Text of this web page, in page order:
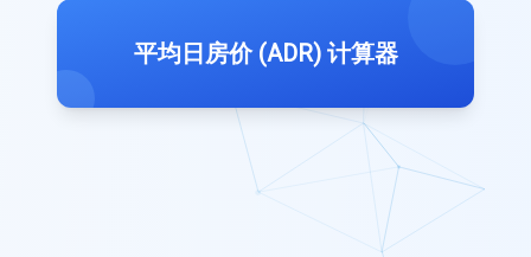
平均日房价 (ADR) 计算器